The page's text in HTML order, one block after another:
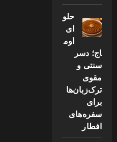
حلو
ای
اوم
اج؛ دسر
سنتی و
مقوی
ترک‌زبان‌ها
برای
سفره‌های
افطار